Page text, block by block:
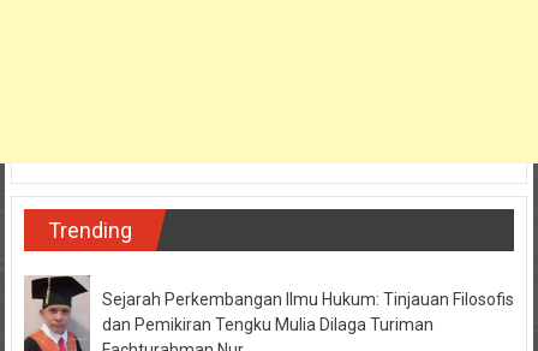
Trending
Sejarah Perkembangan Ilmu Hukum: Tinjauan Filosofis
dan Pemikiran Tengku Mulia Dilaga Turiman